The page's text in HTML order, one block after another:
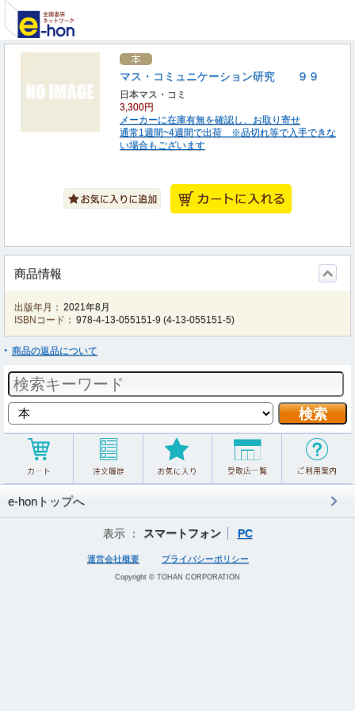
マス・コミュニケーション研究 ９９
日本マス・コミ
3,300円
メーカーに在庫有無を確認し、お取り寄せ
通常1週間~4週間で出荷 ※品切れ等で入手できな
い場合もございます
商品情報
出版年月： 2021年8月
ISBNコード： 978-4-13-055151-9 (4-13-055151-5)
商品の返品について
e-honトップへ
表示 ： スマートフォン PC
運営会社概要 プライバシーポリシー
Copyright © TOHAN CORPORATION